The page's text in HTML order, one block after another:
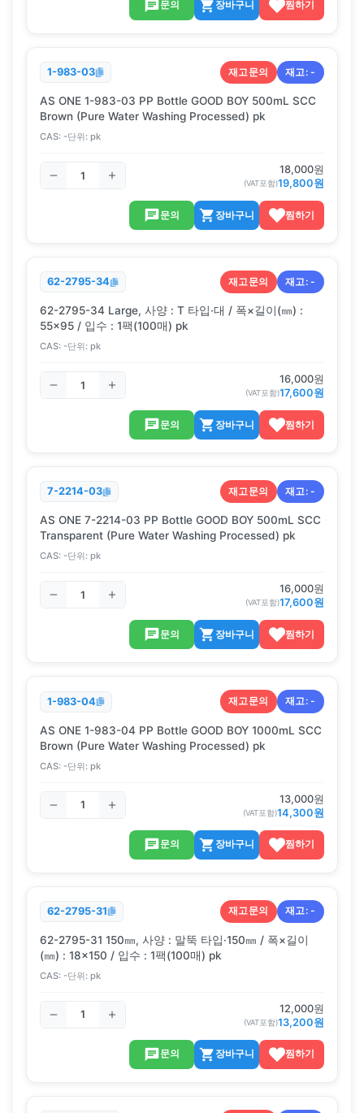
문의 장바구니 찜하기
1-983-03 재고문의 재고:-
AS ONE 1-983-03 PP Bottle GOOD BOY 500mL SCC
Brown (Pure Water Washing Processed) pk
CAS: -단위: pk
18,000원
(VAT포함)19,800원
문의 장바구니 찜하기
62-2795-34 재고문의 재고:-
62-2795-34 Large, 사양 : T 타입·대 / 폭×길이(㎜) :
55×95 / 입수 : 1팩(100매) pk
CAS: -단위: pk
16,000원
(VAT포함)17,600원
문의 장바구니 찜하기
7-2214-03 재고문의 재고:-
AS ONE 7-2214-03 PP Bottle GOOD BOY 500mL SCC
Transparent (Pure Water Washing Processed) pk
CAS: -단위: pk
16,000원
(VAT포함)17,600원
문의 장바구니 찜하기
1-983-04 재고문의 재고:-
AS ONE 1-983-04 PP Bottle GOOD BOY 1000mL SCC
Brown (Pure Water Washing Processed) pk
CAS: -단위: pk
13,000원
(VAT포함)14,300원
문의 장바구니 찜하기
62-2795-31 재고문의 재고:-
62-2795-31 150㎜, 사양 : 말뚝 타입·150㎜ / 폭×길이
(㎜) : 18×150 / 입수 : 1팩(100매) pk
CAS: -단위: pk
12,000원
(VAT포함)13,200원
문의 장바구니 찜하기